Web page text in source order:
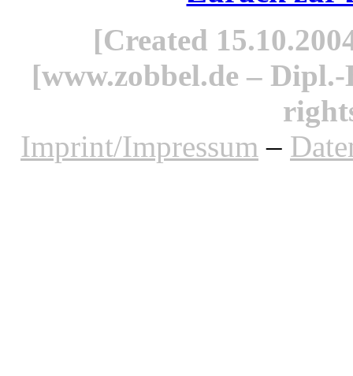
[Created
[www.zobbel.de –
Imprint/Impressum –